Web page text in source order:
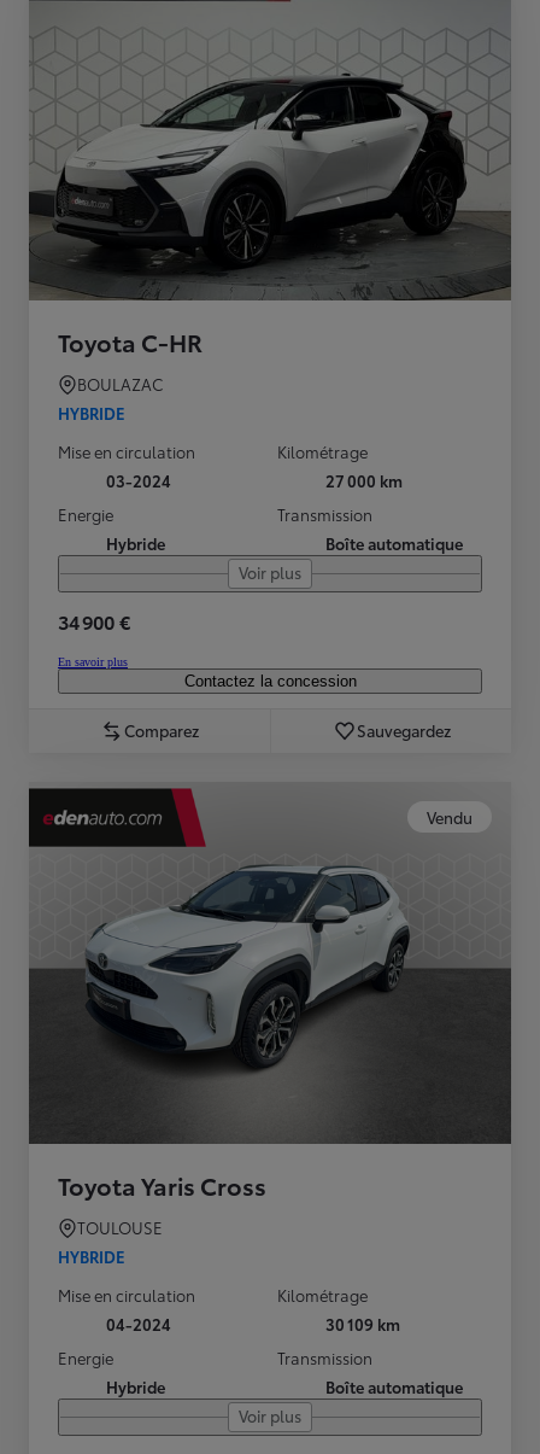
Toyota C-HR
BOULAZAC
HYBRIDE
Mise en circulation
03-2024
Kilométrage
27 000 km
Energie
Hybride
Transmission
Boîte automatique
Voir plus
34 900 €
En savoir plus
Contactez la concession
Comparez Sauvegardez
Vendu
Toyota Yaris Cross
TOULOUSE
HYBRIDE
Mise en circulation
04-2024
Kilométrage
30 109 km
Energie
Hybride
Transmission
Boîte automatique
Voir plus